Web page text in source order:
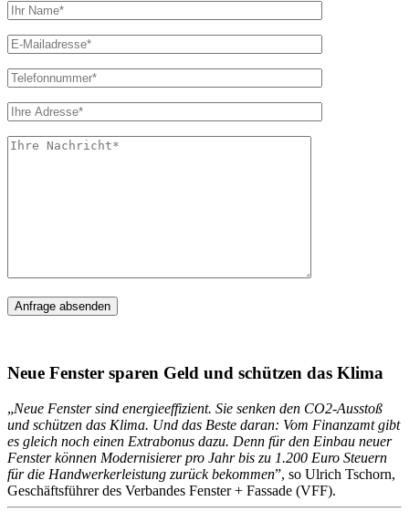
Neue Fenster sparen Geld und schützen das Klima
„Neue Fenster sind energieeffizient. Sie senken den CO2-Ausstoß
und schützen das Klima. Und das Beste daran: Vom Finanzamt gibt
es gleich noch einen Extrabonus dazu. Denn für den Einbau neuer
Fenster können Modernisierer pro Jahr bis zu 1.200 Euro Steuern
für die Handwerkerleistung zurück bekommen”, so Ulrich Tschorn,
Geschäftsführer des Verbandes Fenster + Fassade (VFF).